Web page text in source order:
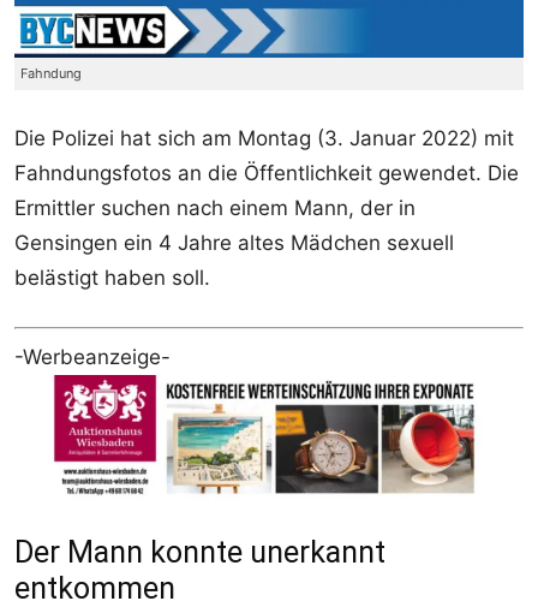
Fahndung
Die Polizei hat sich am Montag (3. Januar 2022) mit
Fahndungsfotos an die Öffentlichkeit gewendet. Die
Ermittler suchen nach einem Mann, der in
Gensingen ein 4 Jahre altes Mädchen sexuell
belästigt haben soll.
-Werbeanzeige-
Der Mann konnte unerkannt
entkommen